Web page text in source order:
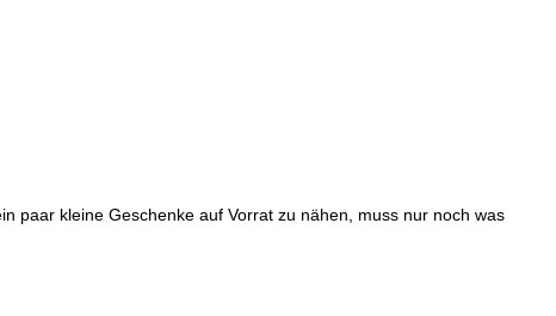
paar kleine Geschenke auf Vorrat zu nähen, muss nur noch was